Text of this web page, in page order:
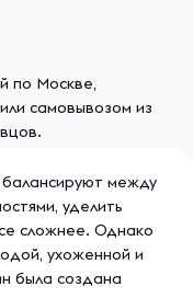
по Москве,
самовывозом из
между
уделить
сложнее. Однако
ухоженной и
была создана